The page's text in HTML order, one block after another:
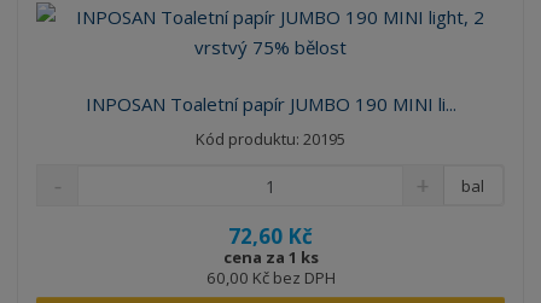
INPOSAN Toaletní papír JUMBO 190 MINI li...
Kód produktu: 20195
72,60 Kč
cena za 1 ks
60,00 Kč bez DPH
bal